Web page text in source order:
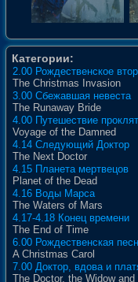
Категории:
2.00 Рождественское
The Christmas Invasion
3.00 Сбежавшая невеста
The Runaway Bride
4.00 Путешествие
Voyage of the Damned
4.14 Следующий Доктор
The Next Doctor
4.15 Планета мертвецов
Planet of the Dead
4.16 Воды Марса
The Waters of Mars
4.17-4.18 Конец времени
The End of Time
6.00 Рождественская
A Christmas Carol
7.00 Доктор, вдова и
The Doctor, the Widow and